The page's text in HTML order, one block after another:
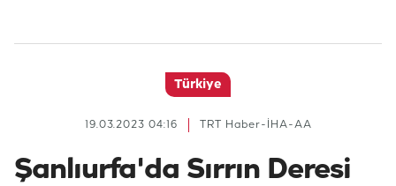
Türkiye
TRT Haber-İHA-AA
19.03.2023 04:16
Şanlıurfa'da Sırrın Deresi